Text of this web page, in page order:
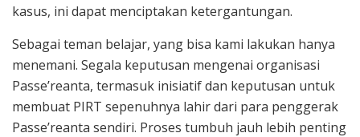
kasus, ini dapat menciptakan ketergantungan.
Sebagai teman belajar, yang bisa kami lakukan hanya
menemani. Segala keputusan mengenai organisasi
Passe’reanta, termasuk inisiatif dan keputusan untuk
membuat PIRT sepenuhnya lahir dari para penggerak
Passe’reanta sendiri. Proses tumbuh jauh lebih penting